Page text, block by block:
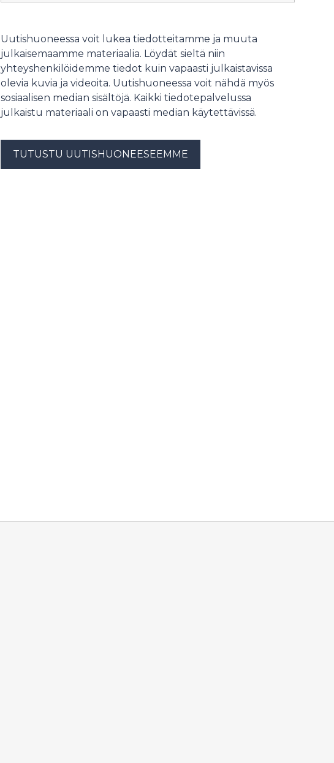
Uutishuoneessa voit lukea tiedotteitamme ja muuta
julkaisemaamme materiaalia. Löydät sieltä niin
yhteyshenkilöidemme tiedot kuin vapaasti julkaistavissa
olevia kuvia ja videoita. Uutishuoneessa voit nähdä myös
sosiaalisen median sisältöjä. Kaikki tiedotepalvelussa
julkaistu materiaali on vapaasti median käytettävissä.
TUTUSTU UUTISHUONEESEEMME